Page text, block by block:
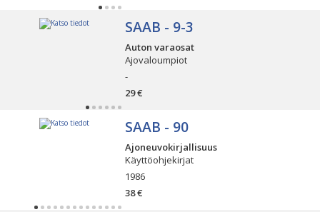
SAAB - 9-3
Auton varaosat
Ajovaloumpiot
-
29 €
SAAB - 90
Ajoneuvokirjallisuus
Käyttöohjekirjat
1986
38 €